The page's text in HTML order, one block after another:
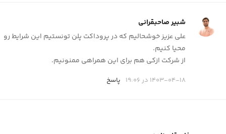
شبیر صاحبقرانی
علی عزیز خوشحالیم که در پروداکت پلن تونستیم این شرایط رو
محیا کنیم.
از شرکت ازکی هم برای این همراهی ممنونیم.
1403-04-18 در 19:06 پاسخ